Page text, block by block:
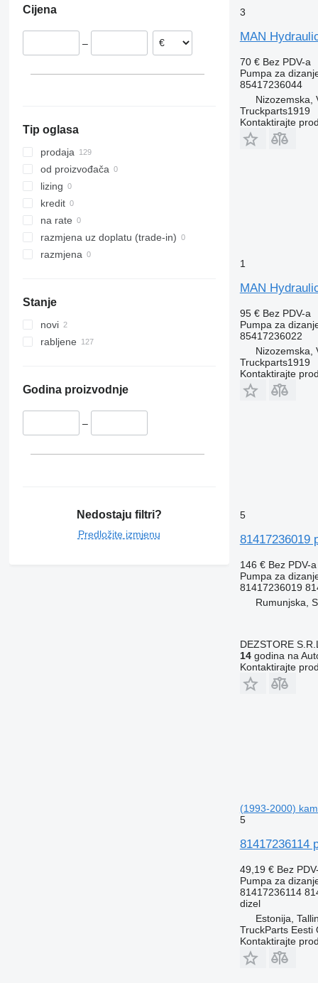
Belgija
Poljska
Cijena
–
Tip oglasa
prodaja
od proizvođača
lizing
kredit
na rate
razmjena uz doplatu (trade-in)
razmjena
Stanje
novi
rabljene
Godina proizvodnje
–
Nedostaju filtri?
Predložite izmjenu
3
MAN
70 € Bez PDV-a
Pumpa za
85417236044
Nizozemska,
Truckparts1919
Kontaktirajte
1
MAN
95 € Bez PDV-a
Pumpa za
85417236022
Nizozemska,
Truckparts1919
Kontaktirajte
5
81417236019
146 € Bez PDV-a
Pumpa za
81417236019
Rumunjska,
DEZSTORE S.R.L.
14godina na
Kontaktirajte
(1993-2000)
5
81417236114
49,19 € Bez
Pumpa za
81417236114
dizel
Estonija,
TruckParts Eesti
Kontaktirajte